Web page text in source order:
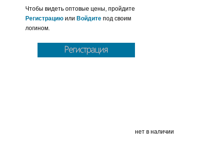
Чтобы видеть оптовые цены, пройдите
Регистрацию или Войдите под своим
логином.
нет в наличии